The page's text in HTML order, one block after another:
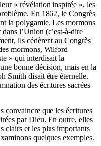
« révélation inspirée », les
En 1862, le Congrès
la polygamie. Les mormons
l’Union (c’est-à-dire
ils cédèrent au Congrès
mormons, Wilford
» qui interdisait la
bonne décision, mais en la
Smith disait être éternelle.
des écritures sacrées
convaincre que les écritures
par Dieu. En outre, elles
clairs et les plus importants
quelques exemples.